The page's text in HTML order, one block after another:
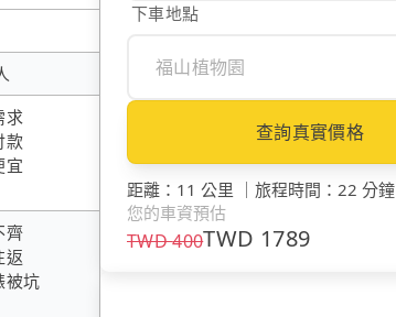
求
款
宜
齊
返
被坑
下車地點
查詢真實價格
距離 ： 11 公里 ｜ 旅程時間 ： 22 分鐘
您的車資預估
TWD400TWD 1789